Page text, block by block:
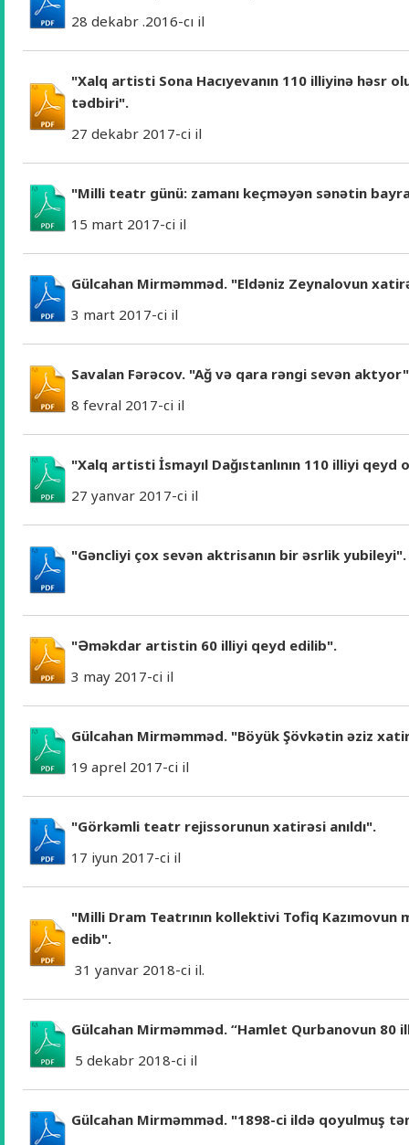
28 dekabr .2016-cı il
"Xalq artisti Sona Hacıyevanın 110 illiyinə həsr
tədbiri".
27 dekabr 2017-ci il
"Milli teatr günü: zamanı keçməyən sənətin
15 mart 2017-ci il
Gülcahan Mirməmməd. "Eldəniz Zeynalovun
3 mart 2017-ci il
Savalan Fərəcov. "Ağ və qara rəngi sevən
8 fevral 2017-ci il
"Xalq artisti İsmayıl Dağıstanlının 110 illiyi qeyd
27 yanvar 2017-ci il
"Gəncliyi çox sevən aktrisanın bir əsrlik yubileyi".
"Əməkdar artistin 60 illiyi qeyd edilib".
3 may 2017-ci il
Gülcahan Mirməmməd. "Böyük Şövkətin əziz
19 aprel 2017-ci il
"Görkəmli teatr rejissorunun xatirəsi anıldı".
17 iyun 2017-ci il
"Milli Dram Teatrının kollektivi Tofiq Kazımovun
edib".
31 yanvar 2018-ci il.
Gülcahan Mirməmməd. “Hamlet Qurbanovun 80
5 dekabr 2018-ci il
Gülcahan Mirməmməd. "1898-ci ildə qoyulmuş